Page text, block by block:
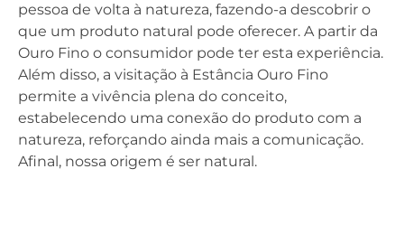
pessoa de volta à natureza, fazendo-a descobrir o
que um produto natural pode oferecer. A partir da
Ouro Fino o consumidor pode ter esta experiência.
Além disso, a visitação à Estância Ouro Fino
permite a vivência plena do conceito,
estabelecendo uma conexão do produto com a
natureza, reforçando ainda mais a comunicação.
Afinal, nossa origem é ser natural.